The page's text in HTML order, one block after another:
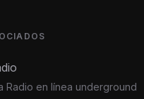
Radio en línea underground